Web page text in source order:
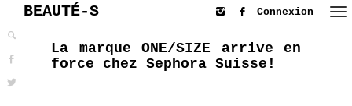
BEAUTÉ-S Connexion
La marque ONE/SIZE arrive en
force chez Sephora Suisse!